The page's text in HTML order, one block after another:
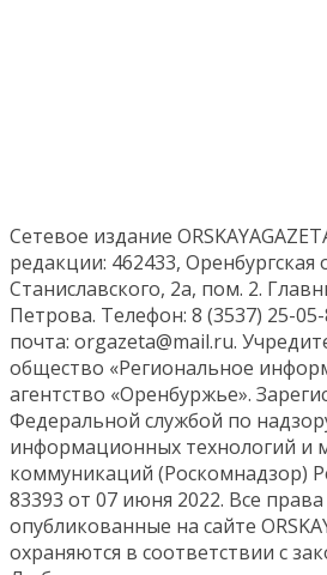
Сетевое издание
редакции: 462433, Оренбургская
Станиславского, 2а, пом. 2.
Петрова. Телефон: 8 (3537) 25-
почта: orgazeta@mail.ru.
общество «Региональное
агентство «Оренбуржье».
Федеральной службой по
информационных технологий и
коммуникаций (Роскомнадзор)
83393 от 07 июня 2022. Все
опубликованные на сайте
охраняются в соответствии с